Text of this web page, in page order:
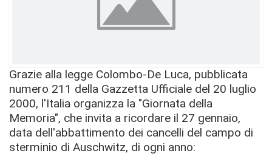
Grazie alla legge Colombo-De Luca, pubblicata
numero 211 della Gazzetta Ufficiale del 20 luglio
2000, l'Italia organizza la "Giornata della
Memoria", che invita a ricordare il 27 gennaio,
data dell'abbattimento dei cancelli del campo di
sterminio di Auschwitz, di ogni anno: